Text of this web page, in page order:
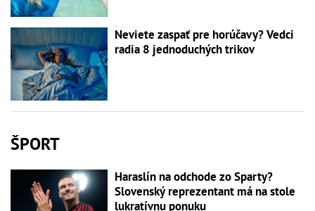
Neviete zaspať pre horúčavy? Vedci
radia 8 jednoduchých trikov
ŠPORT
Haraslín na odchode zo Sparty?
Slovenský reprezentant má na stole
lukratívnu ponuku